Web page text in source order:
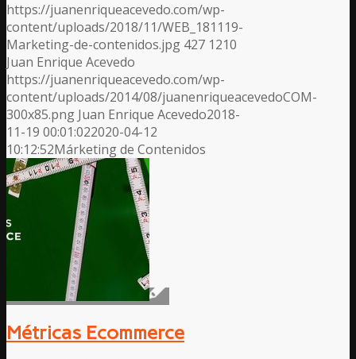
https://juanenriqueacevedo.com/wp-
content/uploads/2018/11/WEB_181119-
Marketing-de-contenidos.jpg 427 1210
Juan Enrique Acevedo
https://juanenriqueacevedo.com/wp-
content/uploads/2014/08/juanenriqueacevedoCOM-
300x85.png Juan Enrique Acevedo2018-
11-19 00:01:022020-04-12
10:12:52Márketing de Contenidos
Métricas Ecommerce